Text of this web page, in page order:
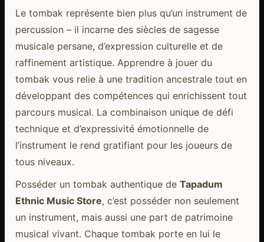
Le tombak représente bien plus qu’un instrument de
percussion – il incarne des siècles de sagesse
musicale persane, d’expression culturelle et de
raffinement artistique. Apprendre à jouer du
tombak vous relie à une tradition ancestrale tout en
développant des compétences qui enrichissent tout
parcours musical. La combinaison unique de défi
technique et d’expressivité émotionnelle de
l’instrument le rend gratifiant pour les joueurs de
tous niveaux.
Posséder un tombak authentique de Tapadum
Ethnic Music Store, c’est posséder non seulement
un instrument, mais aussi une part de patrimoine
musical vivant. Chaque tombak porte en lui le